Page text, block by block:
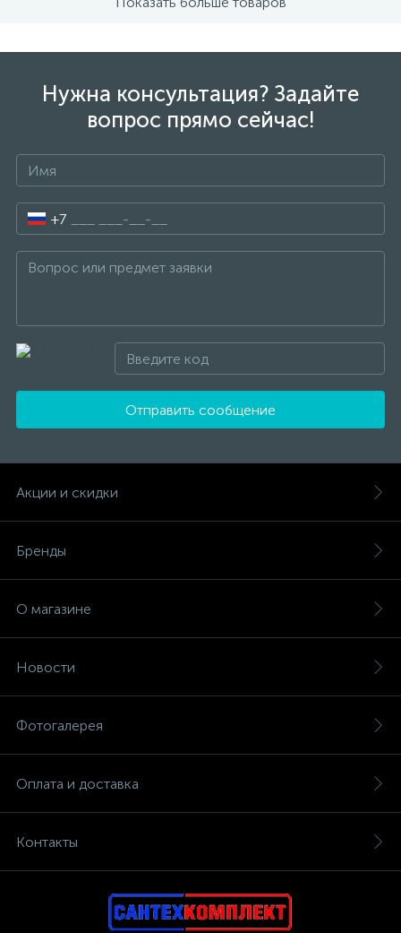
Нужна консультация? Задайте
вопрос прямо сейчас!
+7
Отправить сообщение
Акции и скидки
Бренды
О магазине
Новости
Фотогалерея
Оплата и доставка
Контакты